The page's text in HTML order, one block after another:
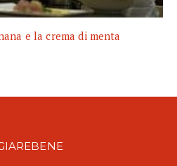
e la crema di menta